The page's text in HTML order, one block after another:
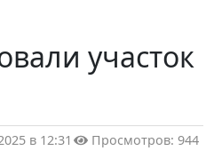
участок
в 12:31 Просмотров: 944